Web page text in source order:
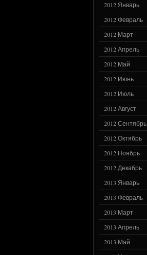
2012 Январь
2012 Февраль
2012 Март
2012 Апрель
2012 Май
2012 Июнь
2012 Июль
2012 Август
2012 Сентябрь
2012 Октябрь
2012 Ноябрь
2012 Декабрь
2013 Январь
2013 Февраль
2013 Март
2013 Апрель
2013 Май